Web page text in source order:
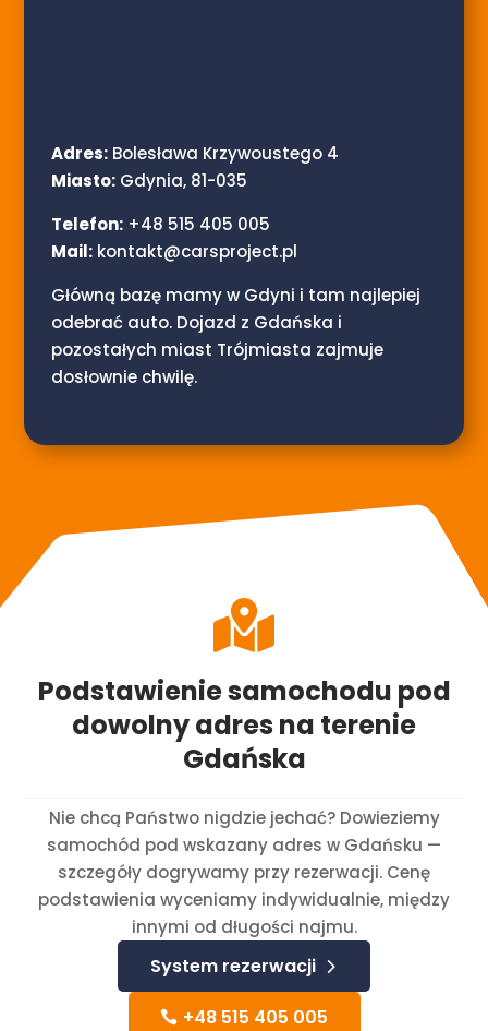
Adres: Bolesława Krzywoustego 4
Miasto: Gdynia, 81-035
Telefon: +48 515 405 005
Mail: kontakt@carsproject.pl
Główną bazę mamy w Gdyni i tam najlepiej
odebrać auto. Dojazd z Gdańska i
pozostałych miast Trójmiasta zajmuje
dosłownie chwilę.

Podstawienie samochodu pod
dowolny adres na terenie
Gdańska
Nie chcą Państwo nigdzie jechać? Dowieziemy
samochód pod wskazany adres w Gdańsku —
szczegóły dogrywamy przy rezerwacji. Cenę
podstawienia wyceniamy indywidualnie, między
innymi od długości najmu.
System rezerwacji
+48 515 405 005